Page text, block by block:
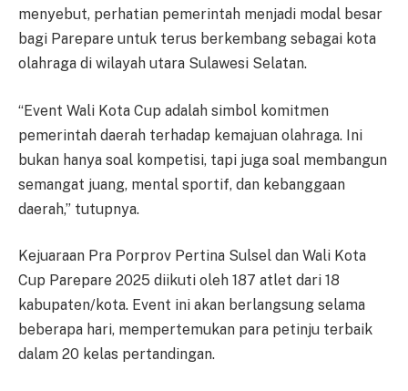
menyebut, perhatian pemerintah menjadi modal besar
bagi Parepare untuk terus berkembang sebagai kota
olahraga di wilayah utara Sulawesi Selatan.
“Event Wali Kota Cup adalah simbol komitmen
pemerintah daerah terhadap kemajuan olahraga. Ini
bukan hanya soal kompetisi, tapi juga soal membangun
semangat juang, mental sportif, dan kebanggaan
daerah,” tutupnya.
Kejuaraan Pra Porprov Pertina Sulsel dan Wali Kota
Cup Parepare 2025 diikuti oleh 187 atlet dari 18
kabupaten/kota. Event ini akan berlangsung selama
beberapa hari, mempertemukan para petinju terbaik
dalam 20 kelas pertandingan.